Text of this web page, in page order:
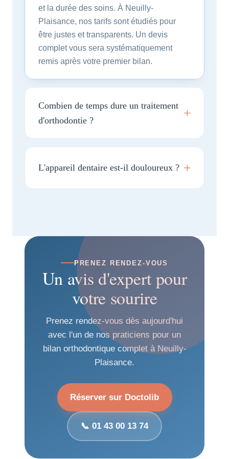
et la durée des soins. À Neuilly-
Plaisance, nos tarifs sont étudiés pour
être justes et transparents. Un devis
complet vous sera systématiquement
remis après votre premier bilan.
Combien de temps dure un traitement
d'orthodontie ?
L'appareil dentaire est-il douloureux ?
PRENEZ RENDEZ-VOUS
Un avis d'expert pour
votre sourire
Prenez rendez-vous dès aujourd'hui
avec l'un de nos praticiens pour un
bilan orthodontique complet à Neuilly-
Plaisance.
Réserver sur Doctolib
📞 01 43 00 13 74